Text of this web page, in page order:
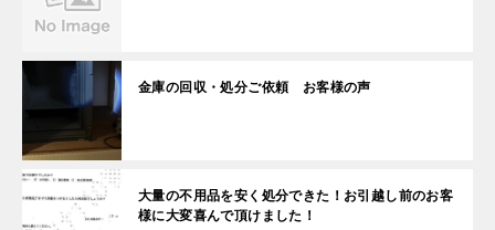
金庫の回収・処分ご依頼 お客様の声
大量の不用品を安く処分できた！お引越し前のお客
様に大変喜んで頂けました！